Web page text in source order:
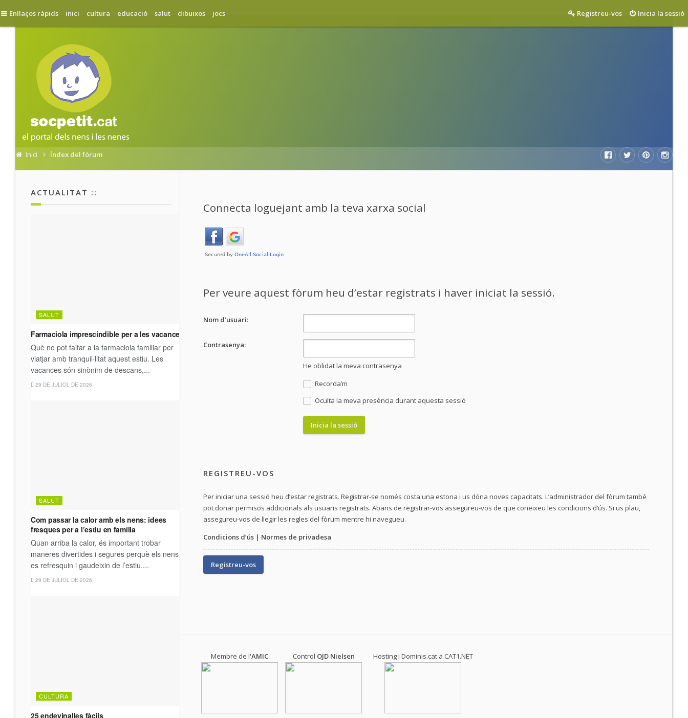
Enllaços ràpids inici cultura educació salut dibuixos jocs Inicia la sessió
Registreu-vos
Inici Índex del fòrum
Connecta loguejant amb la teva xarxa social
Per veure aquest fòrum heu d’estar registrats i haver iniciat la sessió.
Nom d’usuari:
Contrasenya:
He oblidat la meva contrasenya
Recorda’m
Oculta la meva presència durant aquesta sessió
REGISTREU-VOS
Per iniciar una sessió heu d’estar registrats. Registrar-se només costa una estona i us dóna noves capacitats. L’administrador del fòrum també
pot donar permisos addicionals als usuaris registrats. Abans de registrar-vos assegureu-vos de que coneixeu les condicions d’ús. Si us plau,
assegureu-vos de llegir les regles del fòrum mentre hi navegueu.
Condicions d’ús | Normes de privadesa
Registreu-vos
Membre de l'AMIC Control OJD Nielsen Hosting i Dominis.cat a CAT1.NET
ACTUALITAT ::